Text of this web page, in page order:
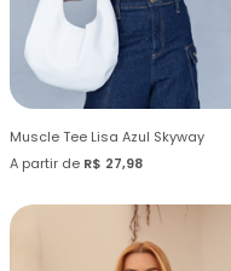
Muscle Tee Lisa Azul Skyway
A partir de R$ 27,98